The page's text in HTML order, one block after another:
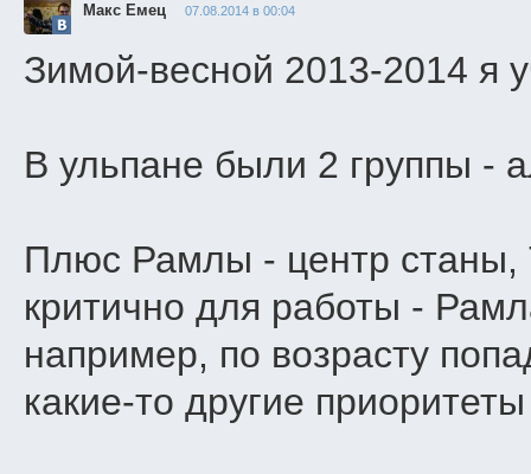
Макс Емец 07.08.2014 в 00:04
Зимой-весной 2013-2014 я
В ульпане были 2 группы -
Плюс Рамлы - центр станы,
критично для работы -
например, по возрасту
какие-то другие